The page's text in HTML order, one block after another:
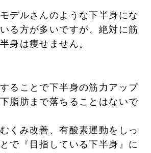
デルさんのような下半身にな
る方が多いですが、絶対に筋
身は痩せません。
ることで下半身の筋力アップ
脂肪まで落ちることはないで
くみ改善、有酸素運動をしっ
で『目指している下半身』に